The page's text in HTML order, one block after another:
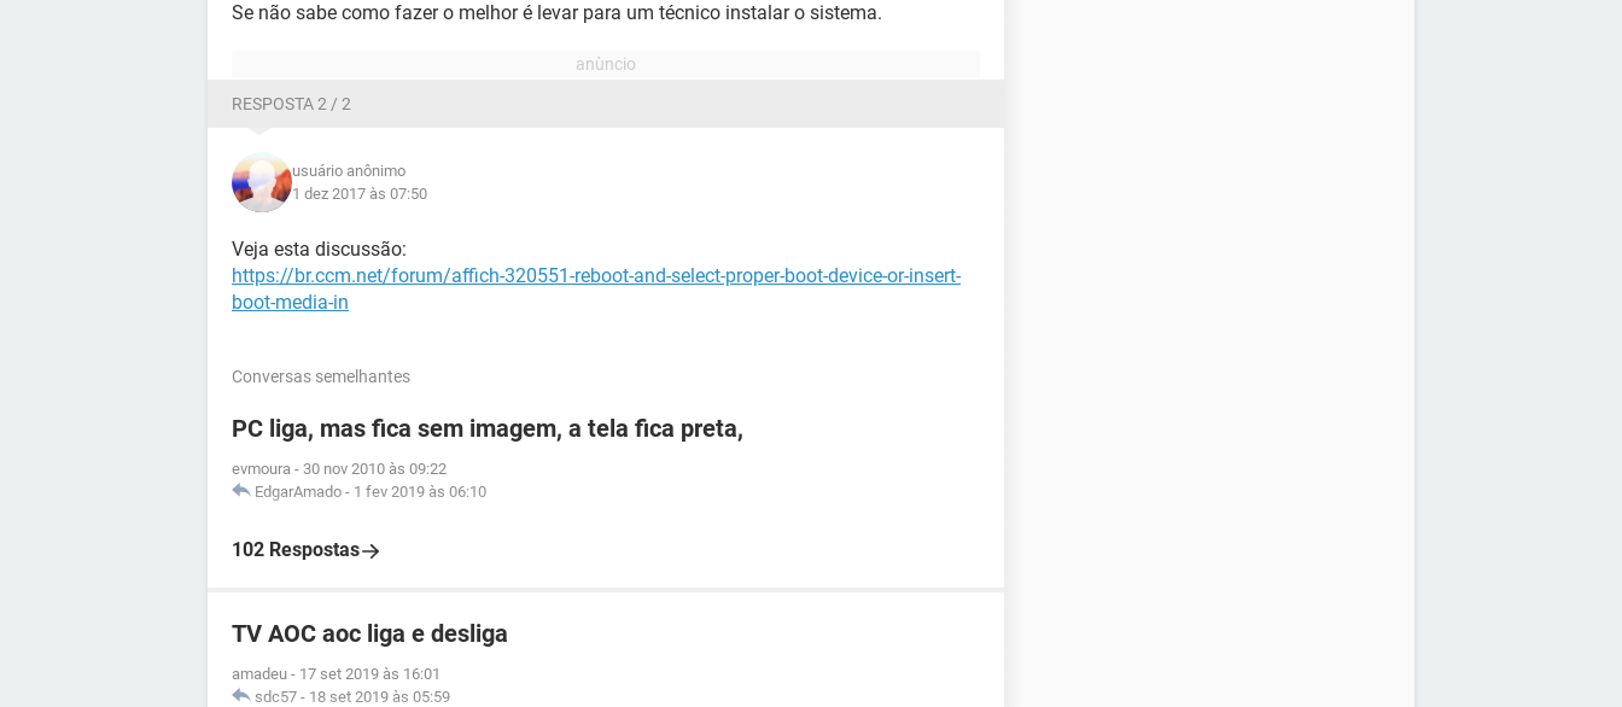
Se não sabe como fazer o melhor é levar para um técnico instalar o sistema.
RESPOSTA 2 / 2
usuário anônimo
1 dez 2017 às 07:50
Veja esta discussão:
https://br.ccm.net/forum/affich-320551-reboot-and-select-proper-boot-device-or-insert-
boot-media-in
Conversas semelhantes
PC liga, mas fica sem imagem, a tela fica preta,
evmoura - 30 nov 2010 às 09:22
EdgarAmado - 1 fev 2019 às 06:10
102 Respostas
TV AOC aoc liga e desliga
amadeu - 17 set 2019 às 16:01
sdc57 - 18 set 2019 às 05:59